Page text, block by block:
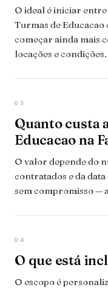
O ideal é iniciar entre
Turmas de
começar ainda mais
locações e condições.
03
Quanto custa
Educacao na
O valor depende do
contratados e da
sem compromisso —
04
O que está
O escopo é